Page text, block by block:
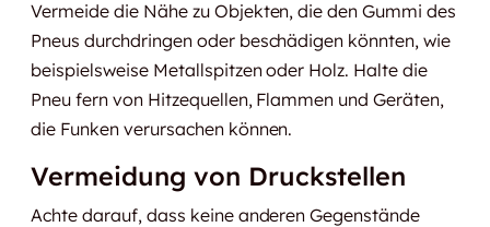
Vermeide die Nähe zu Objekten, die den Gummi des
Pneus durchdringen oder beschädigen könnten, wie
beispielsweise Metallspitzen oder Holz. Halte die
Pneu fern von Hitzequellen, Flammen und Geräten,
die Funken verursachen können.
Vermeidung von Druckstellen
Achte darauf, dass keine anderen Gegenstände